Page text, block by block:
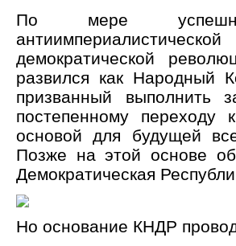
По мере
демократической
развился как Народный
призванный выполнить
постепенному
основой для будущей
Позже на этой основе
Демократическая
Но основание КНДР